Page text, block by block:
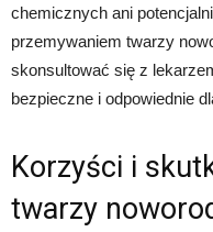
chemicznych ani
przemywaniem twarzy
skonsultować się z
bezpieczne i odpowiednie
Korzyści i
twarzy